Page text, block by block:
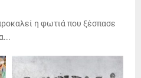
η φωτιά που ξέσπασε